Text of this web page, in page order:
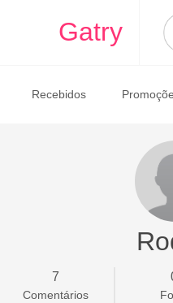
Gatry
Recebidos
7
Comentários